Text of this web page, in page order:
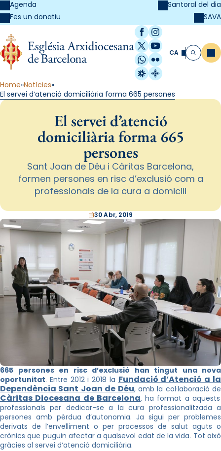
Agenda
Fes un donatiu
Santoral del dia
SAVA
Facebook
Instagram
X / Twitter
YouTube
WhatsApp
Flickr
Radio Estel
Catalunya
CA Cerca
Home Notícies
El servei d’atenció domiciliària forma 665 persones
El servei d’atenció
domiciliària forma 665
persones
Sant Joan de Déu i Càritas Barcelona,
formen persones en risc d’exclusió com a
professionals de la cura a domicili
30 Abr, 2019
665 persones en risc d’exclusió han tingut una nova
oportunitat. Entre 2012 i 2018 la Fundació d’Atenció a la
Dependència Sant Joan de Déu, amb la col·laboració de
Càritas Diocesana de Barcelona, ha format a aquests
professionals per dedicar-se a la cura professionalitzada a
persones amb pèrdua d’autonomia. Ja sigui per problemes
derivats de l’envelliment o per processos de salut aguts o
crònics que puguin afectar a qualsevol edat de la vida. Tot això
gràcies al servei d’atenció domiciliària.